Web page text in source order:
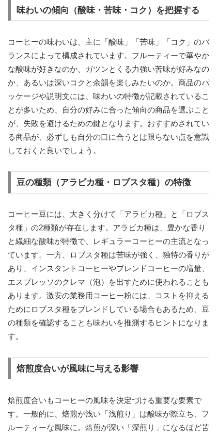
味わいの傾向（酸味・苦味・コク）を把握する
コーヒーの味わいは、主に「酸味」「苦味」「コク」のバ
ランスによって構成されています。フルーティーで華やか
な酸味が好きなのか、ガツンとくる力強い苦味が好みなの
か、あるいは深いコクと余韻を楽しみたいのか。商品のパ
ッケージや説明文には、味わいの特徴が記載されているこ
とが多いため、自分の好みに合った傾向の商品を選ぶこと
が、失敗を避けるための鍵となります。おすすめされてい
る商品が、必ずしも自分の口に合うとは限らない点を意識
しておくと良いでしょう。
豆の種類（アラビカ種・ロブスタ種）の特徴
コーヒー豆には、大きく分けて「アラビカ種」と「ロブス
タ種」の2種類が存在します。アラビカ種は、豊かな香り
と繊細な酸味が特徴で、レギュラーコーヒーの主流となっ
ています。一方、ロブスタ種は苦味が強く、独特の香りが
あり、インスタントコーヒーやブレンドコーヒーの増量、
エスプレッソのクレマ（泡）を出すために使われることも
あります。激安の業務用コーヒー粉には、コストを抑える
ためにロブスタ種をブレンドしている場合もあるため、豆
の種類を確認することも味わいを推測するヒントになりま
す。
焙煎度合いが風味に与える影響
焙煎度合いもコーヒーの風味を決定づける重要な要素で
す。一般的に、焙煎が浅い「浅煎り」は酸味が際立ち、フ
ルーティーな風味に。焙煎が深い「深煎り」になるほど苦